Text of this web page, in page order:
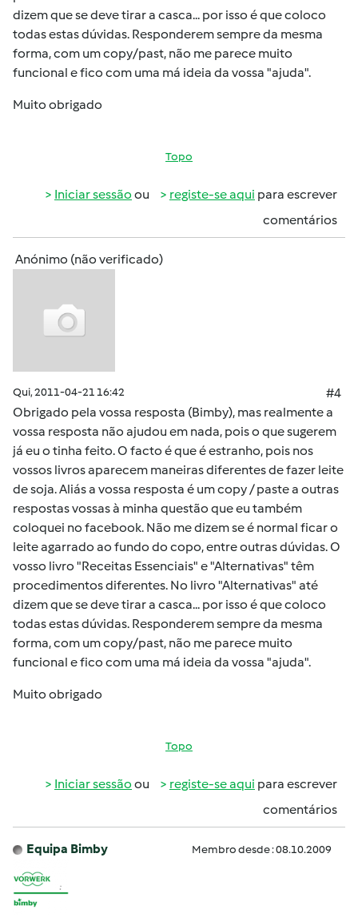
dizem que se deve tirar a casca... por isso é que coloco
todas estas dúvidas. Responderem sempre da mesma
forma, com um copy/past, não me parece muito
funcional e fico com uma má ideia da vossa "ajuda".
Muito obrigado
Topo
Iniciar sessão ou registe-se aqui para escrever
comentários
Anónimo (não verificado)
Qui, 2011-04-21 16:42
#4
Obrigado pela vossa resposta (Bimby), mas realmente a
vossa resposta não ajudou em nada, pois o que sugerem
já eu o tinha feito. O facto é que é estranho, pois nos
vossos livros aparecem maneiras diferentes de fazer leite
de soja. Aliás a vossa resposta é um copy / paste a outras
respostas vossas à minha questão que eu também
coloquei no facebook. Não me dizem se é normal ficar o
leite agarrado ao fundo do copo, entre outras dúvidas. O
vosso livro "Receitas Essenciais" e "Alternativas" têm
procedimentos diferentes. No livro "Alternativas" até
dizem que se deve tirar a casca... por isso é que coloco
todas estas dúvidas. Responderem sempre da mesma
forma, com um copy/past, não me parece muito
funcional e fico com uma má ideia da vossa "ajuda".
Muito obrigado
Topo
Iniciar sessão ou registe-se aqui para escrever
comentários
Equipa Bimby Membro desde : 08.10.2009